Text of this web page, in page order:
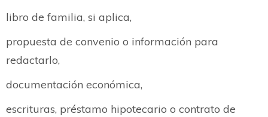
libro de familia, si aplica,
propuesta de convenio o información para
redactarlo,
documentación económica,
escrituras, préstamo hipotecario o contrato de